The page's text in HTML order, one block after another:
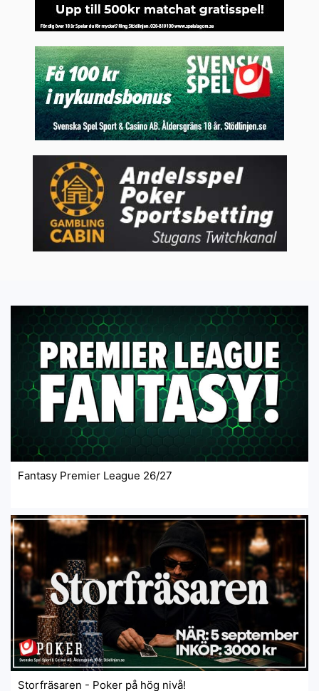
Fantasy Premier League 26/27
Storfräsaren - Poker på hög nivå!